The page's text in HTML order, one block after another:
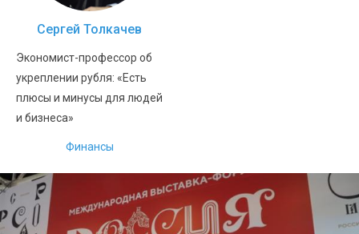
Сергей Толкачев
Экономист-профессор об
укреплении рубля: «Есть
плюсы и минусы для людей
и бизнеса»
Финансы